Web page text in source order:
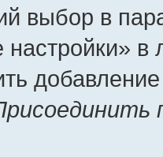
выбор в
настройки»